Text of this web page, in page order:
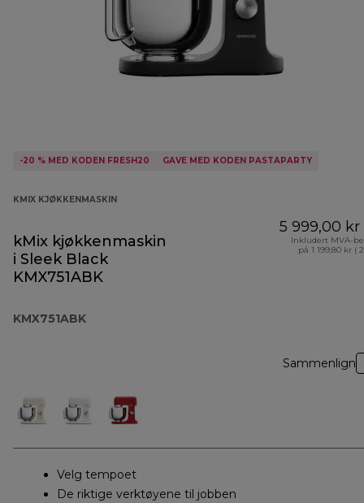
-20 % MED KODEN FRESH20 GAVE MED KODEN PASTAPARTY
KMIX KJØKKENMASKIN
kMix kjøkkenmaskin
i Sleek Black
KMX751ABK
KMX751ABK
5 999,00 kr
Inkludert MVA-
på 1 199,80 kr (
Sammenlign
Velg tempoet
De riktige verktøyene til jobben